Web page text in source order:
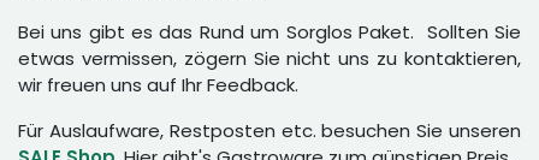
Bei uns gibt es das Rund um Sorglos Paket. Sollten Sie
etwas vermissen, zögern Sie nicht uns zu kontaktieren,
wir freuen uns auf Ihr Feedback.
Für Auslaufware, Restposten etc. besuchen Sie unseren